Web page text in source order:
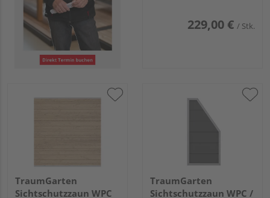
229,00 € / Stk.
TraumGarten
Sichtschutzzaun WPC
TraumGarten
Sichtschutzzaun WPC /